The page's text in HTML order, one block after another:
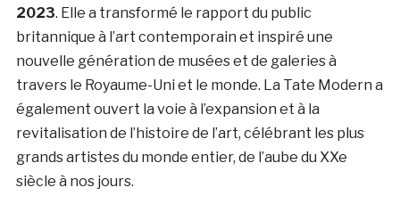
2023. Elle a transformé le rapport du public
britannique à l’art contemporain et inspiré une
nouvelle génération de musées et de galeries à
travers le Royaume-Uni et le monde. La Tate Modern a
également ouvert la voie à l’expansion et à la
revitalisation de l’histoire de l’art, célébrant les plus
grands artistes du monde entier, de l’aube du XXe
siècle à nos jours.